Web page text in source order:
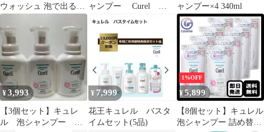
ウォッシュ 泡で出るタ
イプ 詰替 380mL ×3個
ャンプー Curel
ャンプー×4 340ml
¥3,993
【3個セット】キュレ
ル 泡シャンプー
¥ 7,999
花王キュレル バスタ
イムセット(5品)
1%OFF
¥5,899
【8個セット】キュレル
泡シャンプー 詰め替え